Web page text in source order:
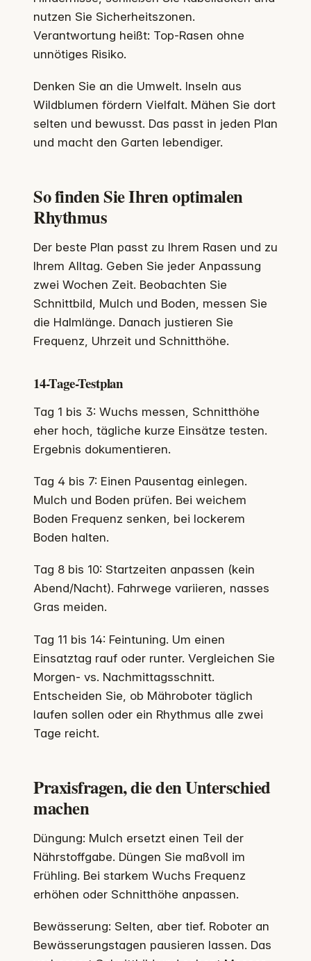
nutzen Sie Sicherheitszonen.
Verantwortung heißt: Top-Rasen ohne
unnötiges Risiko.
Denken Sie an die Umwelt. Inseln aus
Wildblumen fördern Vielfalt. Mähen Sie dort
selten und bewusst. Das passt in jeden Plan
und macht den Garten lebendiger.
So finden Sie Ihren optimalen
Rhythmus
Der beste Plan passt zu Ihrem Rasen und zu
Ihrem Alltag. Geben Sie jeder Anpassung
zwei Wochen Zeit. Beobachten Sie
Schnittbild, Mulch und Boden, messen Sie
die Halmlänge. Danach justieren Sie
Frequenz, Uhrzeit und Schnitthöhe.
14-Tage-Testplan
Tag 1 bis 3: Wuchs messen, Schnitthöhe
eher hoch, tägliche kurze Einsätze testen.
Ergebnis dokumentieren.
Tag 4 bis 7: Einen Pausentag einlegen.
Mulch und Boden prüfen. Bei weichem
Boden Frequenz senken, bei lockerem
Boden halten.
Tag 8 bis 10: Startzeiten anpassen (kein
Abend/Nacht). Fahrwege variieren, nasses
Gras meiden.
Tag 11 bis 14: Feintuning. Um einen
Einsatztag rauf oder runter. Vergleichen Sie
Morgen- vs. Nachmittagsschnitt.
Entscheiden Sie, ob Mähroboter täglich
laufen sollen oder ein Rhythmus alle zwei
Tage reicht.
Praxisfragen, die den Unterschied
machen
Düngung: Mulch ersetzt einen Teil der
Nährstoffgabe. Düngen Sie maßvoll im
Frühling. Bei starkem Wuchs Frequenz
erhöhen oder Schnitthöhe anpassen.
Bewässerung: Selten, aber tief. Roboter an
Bewässerungstagen pausieren lassen. Das